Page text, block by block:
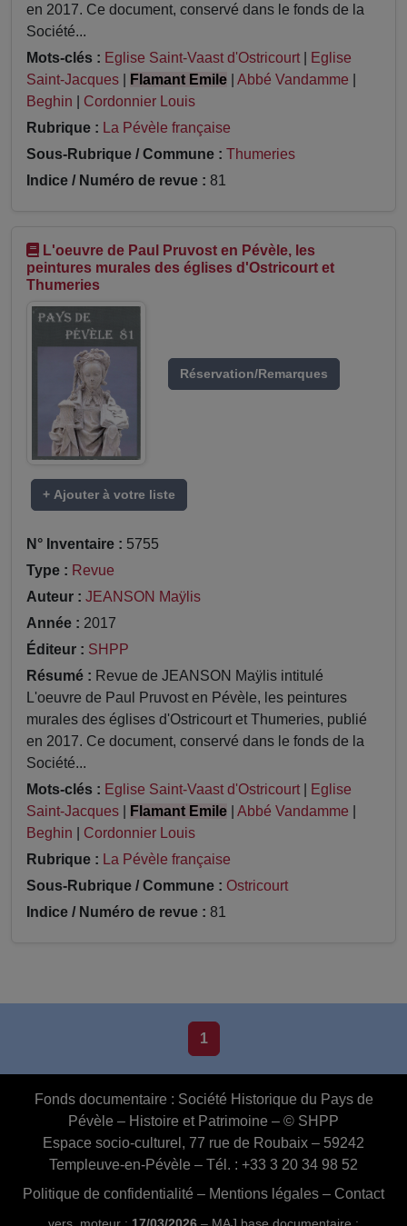
en 2017. Ce document, conservé dans le fonds de la
Société...
Mots-clés : Eglise Saint-Vaast d'Ostricourt
Eglise
Saint-Jacques
Flamant Emile Abbé Vandamme
Beghin
Cordonnier Louis
Rubrique : La Pévèle française
Sous-Rubrique / Commune : Thumeries
Indice / Numéro de revue : 81
L'oeuvre de Paul Pruvost en Pévèle, les
peintures murales des églises d'Ostricourt et
Thumeries
Réservation/Remarques
+ Ajouter à votre liste
N° Inventaire : 5755
Type : Revue
Auteur : JEANSON Maÿlis
Année : 2017
Éditeur : SHPP
Résumé : Revue de JEANSON Maÿlis intitulé
L'oeuvre de Paul Pruvost en Pévèle, les peintures
murales des églises d'Ostricourt et Thumeries, publié
en 2017. Ce document, conservé dans le fonds de la
Société...
Mots-clés : Eglise Saint-Vaast d'Ostricourt
Eglise
Saint-Jacques
Flamant Emile Abbé Vandamme
Beghin
Cordonnier Louis
Rubrique : La Pévèle française
Sous-Rubrique / Commune : Ostricourt
Indice / Numéro de revue : 81
1
Fonds documentaire : Société Historique du Pays de
Pévèle – Histoire et Patrimoine – © SHPP
Espace socio-culturel, 77 rue de Roubaix – 59242
Templeuve-en-Pévèle – Tél. : +33 3 20 34 98 52
Politique de confidentialité – Mentions légales – Contact